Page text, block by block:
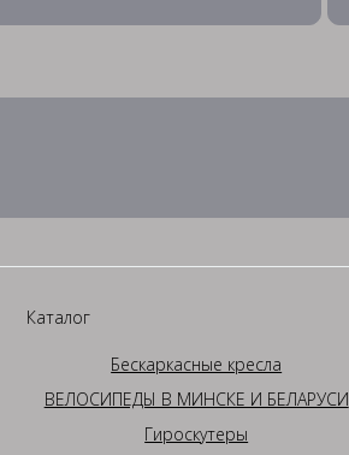
Каталог
Бескаркасные кресла
ВЕЛОСИПЕДЫ В МИНСКЕ И БЕЛАРУСИ
Гироскутеры